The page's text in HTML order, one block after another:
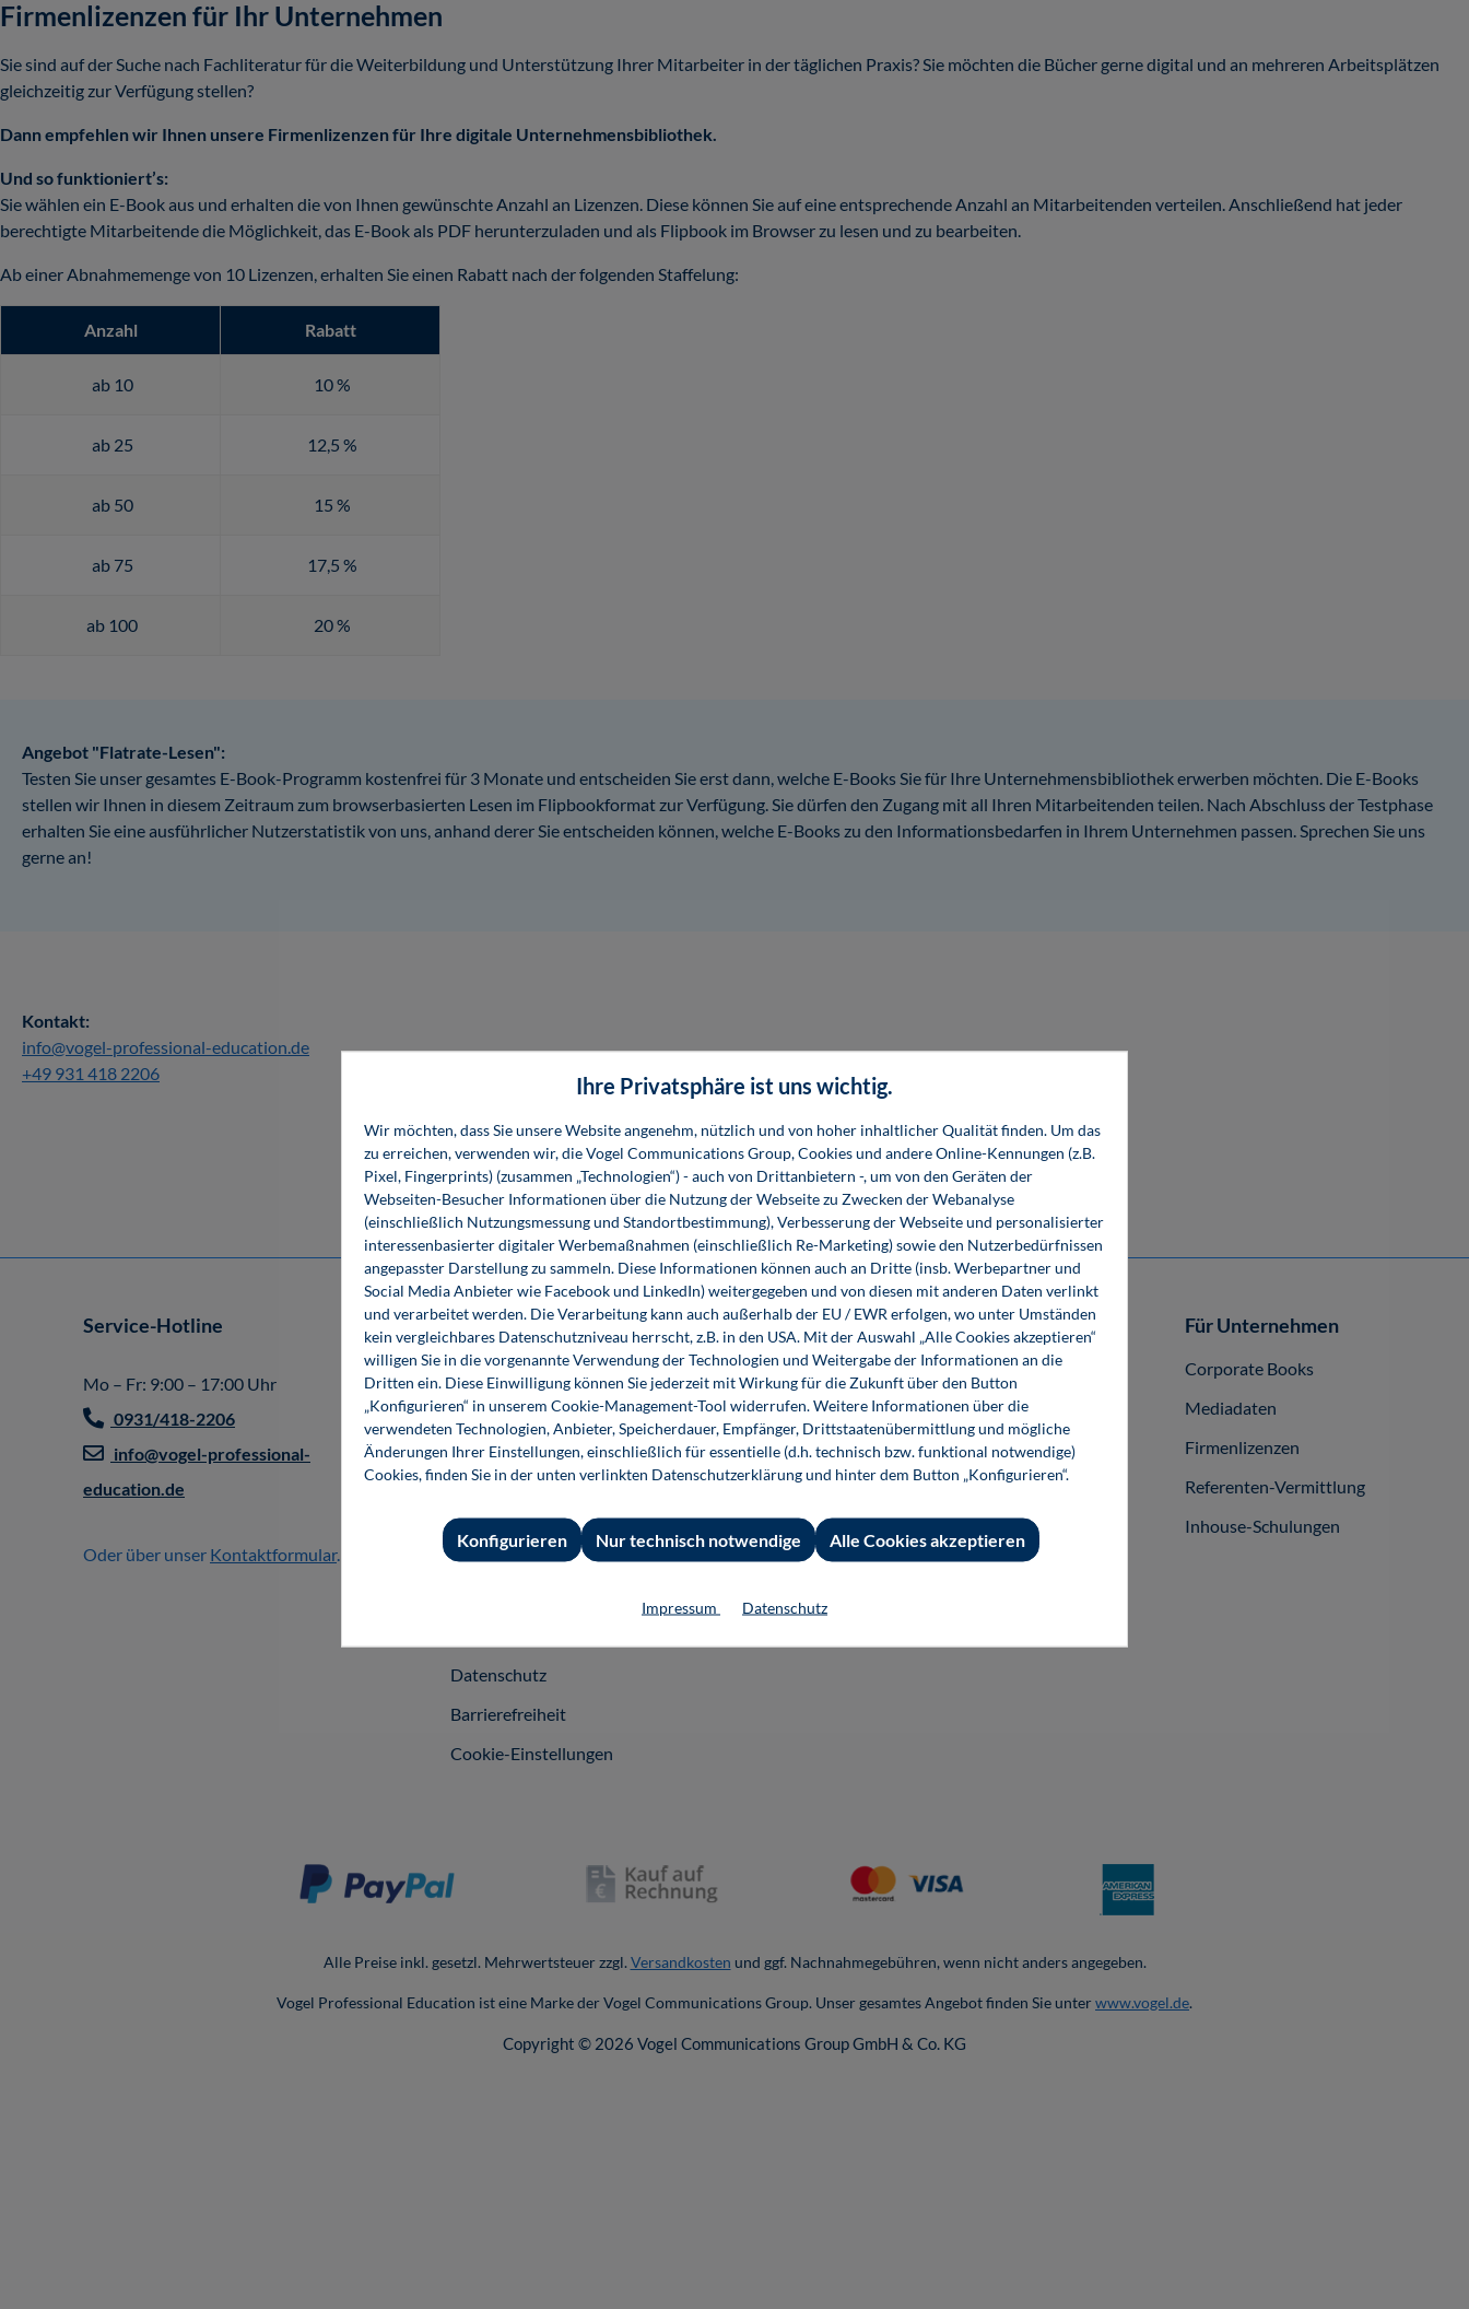
Firmenlizenzen für Ihr Unternehmen
Sie sind auf der Suche nach Fachliteratur für die Weiterbildung und Unterstützung Ihrer Mitarbeiter in der täglichen Praxis? Sie möchten die Bücher gerne digital und an mehreren Arbeitsplätzen
gleichzeitig zur Verfügung stellen?
Dann empfehlen wir Ihnen unsere Firmenlizenzen für Ihre digitale Unternehmensbibliothek.
Und so funktioniert’s:
Sie wählen ein E-Book aus und erhalten die von Ihnen gewünschte Anzahl an Lizenzen. Diese können Sie auf eine entsprechende Anzahl an Mitarbeitenden verteilen. Anschließend hat jeder
berechtigte Mitarbeitende die Möglichkeit, das E-Book als PDF herunterzuladen und als Flipbook im Browser zu lesen und zu bearbeiten.
Ab einer Abnahmemenge von 10 Lizenzen, erhalten Sie einen Rabatt nach der folgenden Staffelung:
Anzahl Rabatt
ab 10 10 %
ab 25 12,5 %
ab 50 15 %
ab 75 17,5 %
ab 100 20 %
Angebot "Flatrate-Lesen":
Testen Sie unser gesamtes E-Book-Programm kostenfrei für 3 Monate und entscheiden Sie erst dann, welche E-Books Sie für Ihre Unternehmensbibliothek erwerben möchten. Die E-Books
stellen wir Ihnen in diesem Zeitraum zum browserbasierten Lesen im Flipbookformat zur Verfügung. Sie dürfen den Zugang mit all Ihren Mitarbeitenden teilen. Nach Abschluss der Testphase
erhalten Sie eine ausführlicher Nutzerstatistik von uns, anhand derer Sie entscheiden können, welche E-Books zu den Informationsbedarfen in Ihrem Unternehmen passen. Sprechen Sie uns
gerne an!
Kontakt:
info@vogel-professional-education.de
+49 931 418 2206
Service-Hotline
Mo – Fr: 9:00 – 17:00 Uhr
0931/418-2206
info@vogel-professional-
education.de
Oder über unser Kontaktformular.
Shop Informationen
Impressum
Allgemeine
Geschäftsbedingungen
Vertrag widerrufen
Partner
Zahlungsbedingungen
Datenschutz
Barrierefreiheit
Cookie-Einstellungen
Shop-Service
Ansprechpartner
Support
InfoClick
Prüfstückbestellung
Nutzungsrechte
Systemvoraussetzungen
Für Autor-/innen
Fachbuch publizieren
Für Unternehmen
Corporate Books
Mediadaten
Firmenlizenzen
Referenten-Vermittlung
Inhouse-Schulungen
Alle Preise inkl. gesetzl. Mehrwertsteuer zzgl. Versandkosten und ggf. Nachnahmegebühren, wenn nicht anders angegeben.
Vogel Professional Education ist eine Marke der Vogel Communications Group. Unser gesamtes Angebot finden Sie unterwww.vogel.de.
Copyright © 2026 Vogel Communications Group GmbH & Co. KG
Ihre Privatsphäre ist uns wichtig.
Wir möchten, dass Sie unsere Website angenehm, nützlich und von hoher inhaltlicher Qualität finden. Um das
zu erreichen, verwenden wir, die Vogel Communications Group, Cookies und andere Online-Kennungen (z.B.
Pixel, Fingerprints) (zusammen „Technologien“) - auch von Drittanbietern -, um von den Geräten der
Webseiten-Besucher Informationen über die Nutzung der Webseite zu Zwecken der Webanalyse
(einschließlich Nutzungsmessung und Standortbestimmung), Verbesserung der Webseite und personalisierter
interessenbasierter digitaler Werbemaßnahmen (einschließlich Re-Marketing) sowie den Nutzerbedürfnissen
angepasster Darstellung zu sammeln. Diese Informationen können auch an Dritte (insb. Werbepartner und
Social Media Anbieter wie Facebook und LinkedIn) weitergegeben und von diesen mit anderen Daten verlinkt
und verarbeitet werden. Die Verarbeitung kann auch außerhalb der EU / EWR erfolgen, wo unter Umständen
kein vergleichbares Datenschutzniveau herrscht, z.B. in den USA. Mit der Auswahl „Alle Cookies akzeptieren“
willigen Sie in die vorgenannte Verwendung der Technologien und Weitergabe der Informationen an die
Dritten ein. Diese Einwilligung können Sie jederzeit mit Wirkung für die Zukunft über den Button
„Konfigurieren“ in unserem Cookie-Management-Tool widerrufen. Weitere Informationen über die
verwendeten Technologien, Anbieter, Speicherdauer, Empfänger, Drittstaatenübermittlung und mögliche
Änderungen Ihrer Einstellungen, einschließlich für essentielle (d.h. technisch bzw. funktional notwendige)
Cookies, finden Sie in der unten verlinkten Datenschutzerklärung und hinter dem Button „Konfigurieren“.
Nur technisch notwendige
Konfigurieren Alle Cookies akzeptieren
Impressum Datenschutz